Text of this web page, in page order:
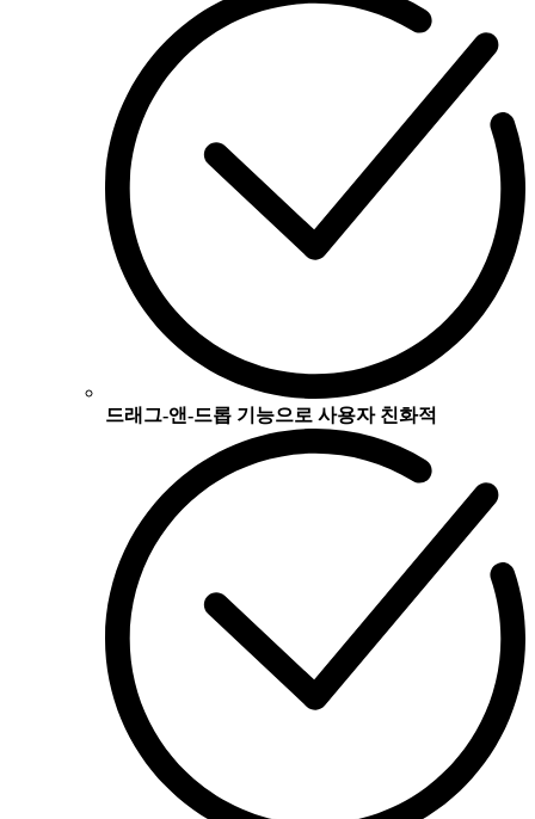
드래그-앤-드롭 기능으로 사용자 친화적